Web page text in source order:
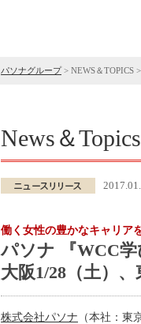
パソナグループ> NEWS＆TOPICS >
News＆Topics
働く女性の豊かなキャリア
パソナ 『WCC学
大阪1/28（土）
株式会社パソナ （本社：東